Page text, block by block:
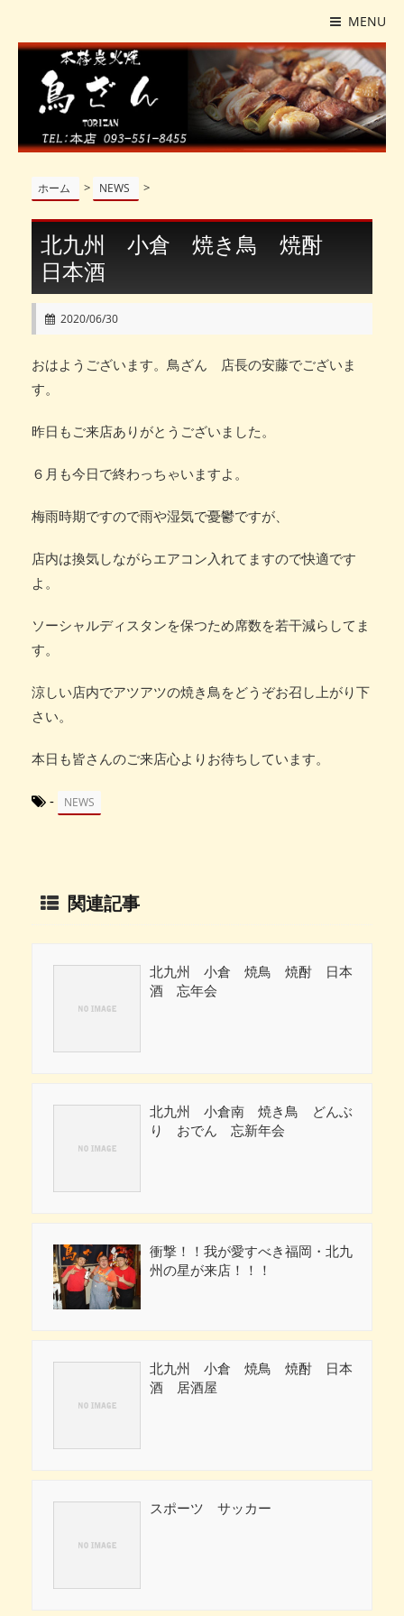
MENU
ホーム > NEWS >
北九州 小倉 焼き鳥 焼酎
日本酒
2020/06/30
おはようございます。鳥ざん 店長の安藤でございま
す。
昨日もご来店ありがとうございました。
６月も今日で終わっちゃいますよ。
梅雨時期ですので雨や湿気で憂鬱ですが、
店内は換気しながらエアコン入れてますので快適です
よ。
ソーシャルディスタンを保つため席数を若干減らしてま
す。
涼しい店内でアツアツの焼き鳥をどうぞお召し上がり下
さい。
本日も皆さんのご来店心よりお待ちしています。
- NEWS
関連記事
北九州 小倉 焼鳥 焼酎 日本
酒 忘年会
北九州 小倉南 焼き鳥 どんぶ
り おでん 忘新年会
衝撃！！我が愛すべき福岡・北九
州の星が来店！！！
北九州 小倉 焼鳥 焼酎 日本
酒 居酒屋
スポーツ サッカー